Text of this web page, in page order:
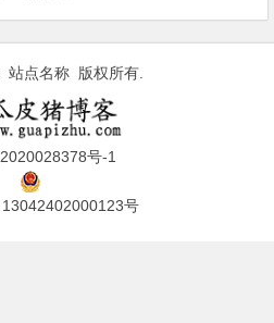
点名称 版权所有.
号-1
号